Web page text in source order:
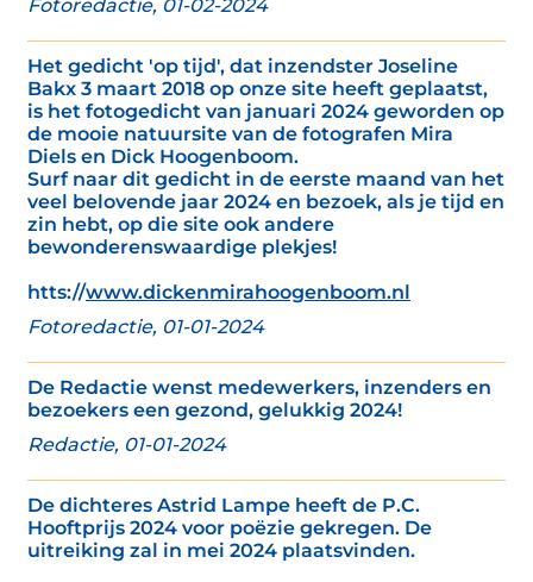
Fotoredactie, 01-02-2024
Het gedicht 'op tijd', dat inzendster Joseline
Bakx 3 maart 2018 op onze site heeft geplaatst,
is het fotogedicht van januari 2024 geworden op
de mooie natuursite van de fotografen Mira
Diels en Dick Hoogenboom.
Surf naar dit gedicht in de eerste maand van het
veel belovende jaar 2024 en bezoek, als je tijd en
zin hebt, op die site ook andere
bewonderenswaardige plekjes!
htts://www.dickenmirahoogenboom.nl
Fotoredactie, 01-01-2024
De Redactie wenst medewerkers, inzenders en
bezoekers een gezond, gelukkig 2024!
Redactie, 01-01-2024
De dichteres Astrid Lampe heeft de P.C.
Hooftprijs 2024 voor poëzie gekregen. De
uitreiking zal in mei 2024 plaatsvinden.